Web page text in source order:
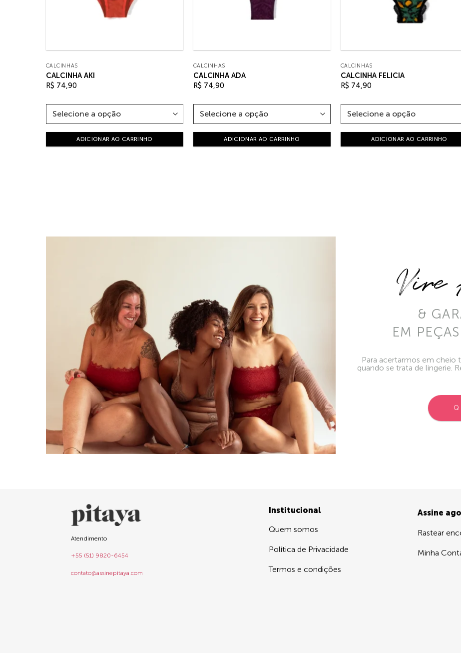
CALCINHAS
CALCINHA AKI
R$ 74,90
ADICIONAR AO CARRINHO
CALCINHAS
CALCINHA ADA
R$ 74,90
ADICIONAR AO CARRINHO
CALCINHAS
CALCINHA FELICIA
R$ 74,90
ADICIONAR AO CARRINHO
Vire
&
EM
Para acertarmos em cheio
quando se trata de lingerie.
Atendimento
+55 (51) 9820-6454
contato@assinepitaya.com
Institucional
Quem somos
Política de Privacidade
Termos e condições
Assine
Rastear
Minha